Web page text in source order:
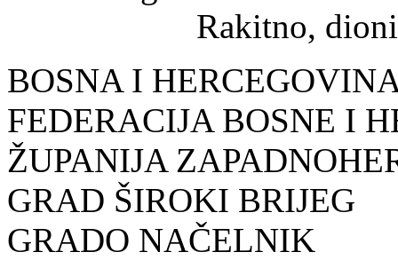
BOSNA I
FEDERACIJA BOSNE I
ŽUPANIJA
GRAD ŠIROKI BRIJEG
GRADO NAČELNIK